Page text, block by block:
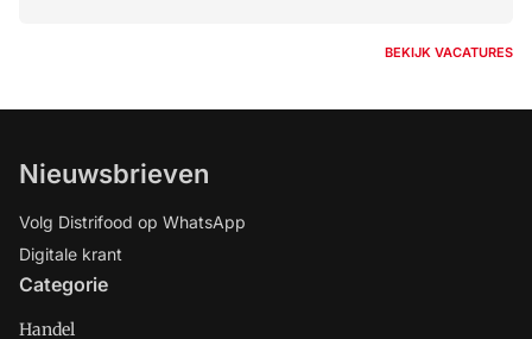
BEKIJK VACATURES
Nieuwsbrieven
Volg Distrifood op WhatsApp
Digitale krant
Categorie
Handel